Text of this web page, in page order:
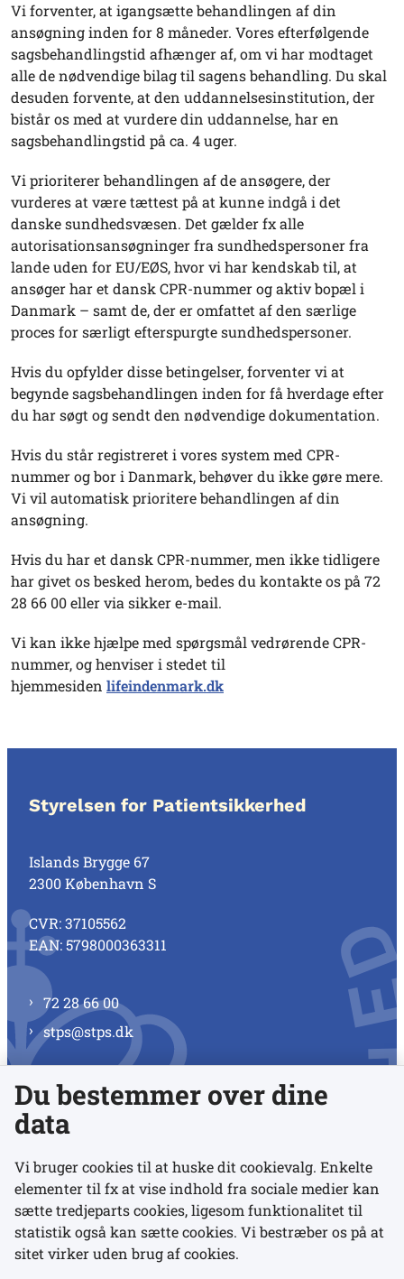
Vi forventer, at igangsætte behandlingen af din
ansøgning inden for 8 måneder. Vores efterfølgende
sagsbehandlingstid afhænger af, om vi har modtaget
alle de nødvendige bilag til sagens behandling. Du skal
desuden forvente, at den uddannelsesinstitution, der
bistår os med at vurdere din uddannelse, har en
sagsbehandlingstid på ca. 4 uger.
Vi prioriterer behandlingen af de ansøgere, der
vurderes at være tættest på at kunne indgå i det
danske sundhedsvæsen. Det gælder fx alle
autorisationsansøgninger fra sundhedspersoner fra
lande uden for EU/EØS, hvor vi har kendskab til, at
ansøger har et dansk CPR-nummer og aktiv bopæl i
Danmark – samt de, der er omfattet af den særlige
proces for særligt efterspurgte sundhedspersoner.
Hvis du opfylder disse betingelser, forventer vi at
begynde sagsbehandlingen inden for få hverdage efter
du har søgt og sendt den nødvendige dokumentation.
Hvis du står registreret i vores system med CPR-
nummer og bor i Danmark, behøver du ikke gøre mere.
Vi vil automatisk prioritere behandlingen af din
ansøgning.
Hvis du har et dansk CPR-nummer, men ikke tidligere
har givet os besked herom, bedes du kontakte os på 72
28 66 00 eller via sikker e-mail.
Vi kan ikke hjælpe med spørgsmål vedrørende CPR-
nummer, og henviser i stedet til
hjemmesiden lifeindenmark.dk
Styrelsen for Patientsikkerhed
Islands Brygge 67
2300 København S
CVR: 37105562
EAN: 5798000363311
72 28 66 00
stps@stps.dk
Se alle kontaktnumre
Links
Udgivelser
Du bestemmer over dine
data
Vi bruger cookies til at huske dit cookievalg. Enkelte
elementer til fx at vise indhold fra sociale medier kan
sætte tredjeparts cookies, ligesom funktionalitet til
statistik også kan sætte cookies. Vi bestræber os på at
sitet virker uden brug af cookies.